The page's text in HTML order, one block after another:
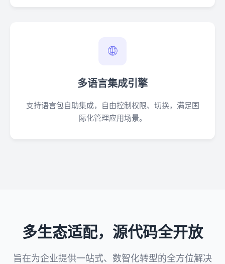
🌐
多语言集成引擎
支持语言包自助集成，自由控制权限、切换，满足国
际化管理应用场景。
多生态适配，源代码全开放
旨在为企业提供一站式、数智化转型的全方位解决